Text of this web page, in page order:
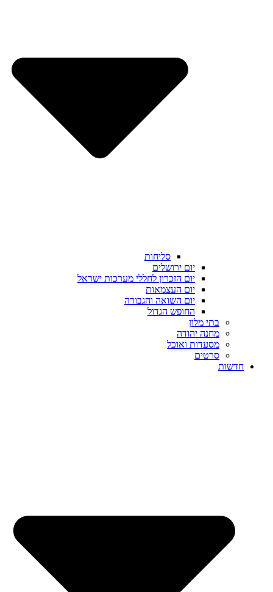
סליחות
יום ירושלים
יום הזכרון לחללי מערכות ישראל
יום העצמאות
יום השואה והגבורה
החופש הגדול
בתי מלון
מחנה יהודה
מסעדות ואוכל
סרטים
חדשות